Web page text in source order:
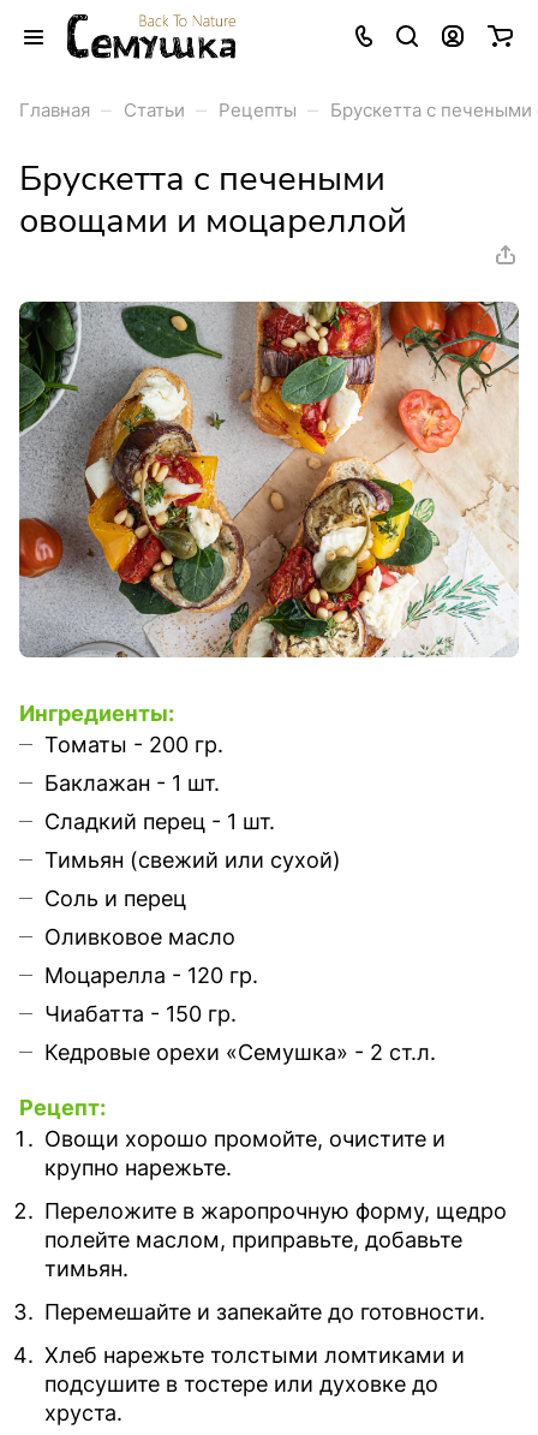
Главная – Статьи – Рецепты – Брускетта с
Брускетта с печеными
овощами и моцареллой
Ингредиенты:
Томаты - 200 гр.
Баклажан - 1 шт.
Сладкий перец - 1 шт.
Тимьян (свежий или сухой)
Соль и перец
Оливковое масло
Моцарелла - 120 гр.
Чиабатта - 150 гр.
Кедровые орехи «Семушка» - 2 ст.л.
Рецепт:
Овощи хорошо промойте, очистите и
крупно нарежьте.
Переложите в жаропрочную форму, щедро
полейте маслом, приправьте, добавьте
тимьян.
Перемешайте и запекайте до готовности.
Хлеб нарежьте толстыми ломтиками и
подсушите в тостере или духовке до
хруста.